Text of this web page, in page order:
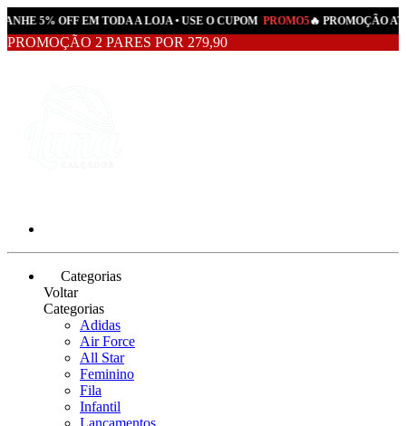
5% OFF EM TODA A LOJA • USE O CUPOM PROMO5🔥 PROMOÇÃO
PROMOÇÃO 2 PARES POR 279,90
Categorias
Voltar
Categorias
Adidas
Air Force
All Star
Feminino
Fila
Infantil
Lançamentos